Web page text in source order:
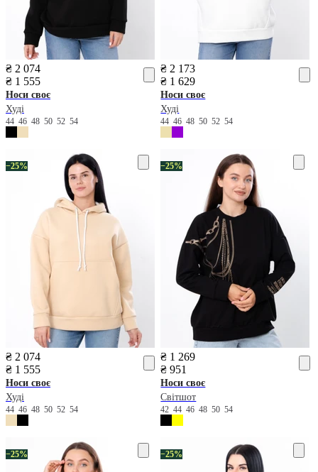
₴ 2 074
₴ 1 555
Носи своє
Худі
44 46 48 50 52 54
₴ 2 173
₴ 1 629
Носи своє
Худі
444648505254
−25%
₴ 2 074
₴ 1 555
Носи своє
Худі
44 46 48 50 52 54
−25%
₴ 1 269
₴ 951
Носи своє
Світшот
424446485054
−25% −25%